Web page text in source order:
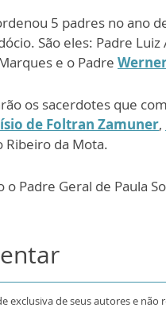
5 padres no ano
São eles: Padre
e o Padre
os sacerdotes que
de Foltran Zamuner,
Ribeiro da Mota.
o Padre Geral de Paula
exclusiva de seus autores e